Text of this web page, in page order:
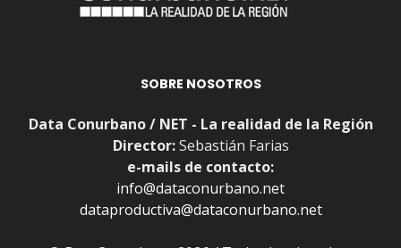
SOBRE NOSOTROS
Data Conurbano / NET - La realidad de la Región
Director:Sebastián Farias
e-mails de contacto:
info@dataconurbano.net
dataproductiva@dataconurbano.net